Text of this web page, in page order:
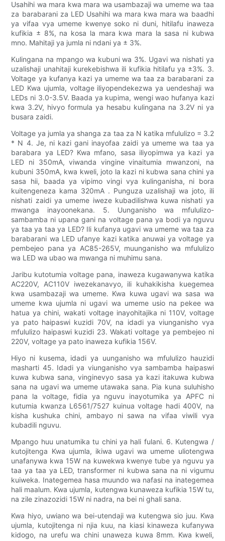
Usahihi wa mara kwa mara wa usambazaji wa umeme wa taa
za barabarani za LED Usahihi wa mara kwa mara wa baadhi
ya vifaa vya umeme kwenye soko ni duni, hitilafu inaweza
kufikia ± 8%, na kosa la mara kwa mara la sasa ni kubwa
mno. Mahitaji ya jumla ni ndani ya ± 3%.
Kulingana na mpango wa kubuni wa 3%. Ugavi wa nishati ya
uzalishaji unahitaji kurekebishwa ili kufikia hitilafu ya ±3%. 3.
Voltage ya kufanya kazi ya umeme wa taa za barabarani za
LED Kwa ujumla, voltage iliyopendekezwa ya uendeshaji wa
LEDs ni 3.0-3.5V. Baada ya kupima, wengi wao hufanya kazi
kwa 3.2V, hivyo formula ya hesabu kulingana na 3.2V ni ya
busara zaidi.
Voltage ya jumla ya shanga za taa za N katika mfululizo = 3.2
* N 4. Je, ni kazi gani inayofaa zaidi ya umeme wa taa ya
barabara ya LED? Kwa mfano, sasa iliyopimwa ya kazi ya
LED ni 350mA, viwanda vingine vinaitumia mwanzoni, na
kubuni 350mA, kwa kweli, joto la kazi ni kubwa sana chini ya
sasa hii, baada ya vipimo vingi vya kulinganisha, ni bora
kuitengeneza kama 320mA . Punguza uzalishaji wa joto, ili
nishati zaidi ya umeme iweze kubadilishwa kuwa nishati ya
mwanga inayoonekana. 5. Uunganisho wa mfululizo-
sambamba ni upana gani na voltage pana ya bodi ya nguvu
ya taa ya taa ya LED? Ili kufanya ugavi wa umeme wa taa za
barabarani wa LED ufanye kazi katika anuwai ya voltage ya
pembejeo pana ya AC85-265V, muunganisho wa mfululizo
wa LED wa ubao wa mwanga ni muhimu sana.
Jaribu kutotumia voltage pana, inaweza kugawanywa katika
AC220V, AC110V iwezekanavyo, ili kuhakikisha kuegemea
kwa usambazaji wa umeme. Kwa kuwa ugavi wa sasa wa
umeme kwa ujumla ni ugavi wa umeme usio na pekee wa
hatua ya chini, wakati voltage inayohitajika ni 110V, voltage
ya pato haipaswi kuzidi 70V, na idadi ya viunganisho vya
mfululizo haipaswi kuzidi 23. Wakati voltage ya pembejeo ni
220V, voltage ya pato inaweza kufikia 156V.
Hiyo ni kusema, idadi ya uunganisho wa mfululizo hauzidi
masharti 45. Idadi ya viunganisho vya sambamba haipaswi
kuwa kubwa sana, vinginevyo sasa ya kazi itakuwa kubwa
sana na ugavi wa umeme utawaka sana. Pia kuna suluhisho
pana la voltage, fidia ya nguvu inayotumika ya APFC ni
kutumia kwanza L6561/7527 kuinua voltage hadi 400V, na
kisha kushuka chini, ambayo ni sawa na vifaa viwili vya
kubadili nguvu.
Mpango huu unatumika tu chini ya hali fulani. 6. Kutengwa /
kutojitenga Kwa ujumla, ikiwa ugavi wa umeme uliotengwa
unafanywa kwa 15W na kuwekwa kwenye tube ya nguvu ya
taa ya taa ya LED, transformer ni kubwa sana na ni vigumu
kuiweka. Inategemea hasa muundo wa nafasi na inategemea
hali maalum. Kwa ujumla, kutengwa kunaweza kufikia 15W tu,
na zile zinazozidi 15W ni nadra, na bei ni ghali sana.
Kwa hiyo, uwiano wa bei-utendaji wa kutengwa sio juu. Kwa
ujumla, kutojitenga ni njia kuu, na kiasi kinaweza kufanywa
kidogo, na urefu wa chini unaweza kuwa 8mm. Kwa kweli,